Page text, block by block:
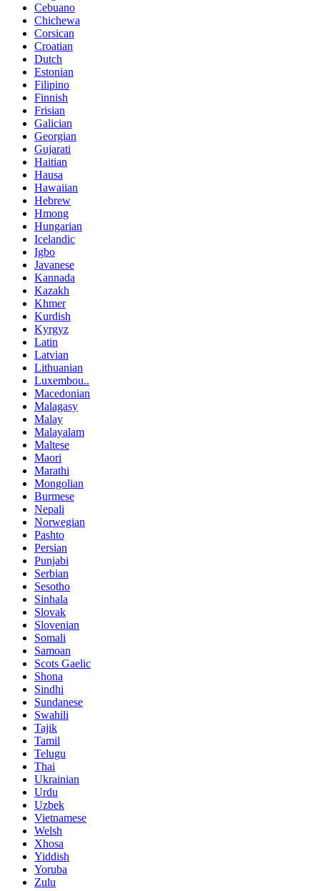
Cebuano
Chichewa
Corsican
Croatian
Dutch
Estonian
Filipino
Finnish
Frisian
Galician
Georgian
Gujarati
Haitian
Hausa
Hawaiian
Hebrew
Hmong
Hungarian
Icelandic
Igbo
Javanese
Kannada
Kazakh
Khmer
Kurdish
Kyrgyz
Latin
Latvian
Lithuanian
Luxembou..
Macedonian
Malagasy
Malay
Malayalam
Maltese
Maori
Marathi
Mongolian
Burmese
Nepali
Norwegian
Pashto
Persian
Punjabi
Serbian
Sesotho
Sinhala
Slovak
Slovenian
Somali
Samoan
Scots Gaelic
Shona
Sindhi
Sundanese
Swahili
Tajik
Tamil
Telugu
Thai
Ukrainian
Urdu
Uzbek
Vietnamese
Welsh
Xhosa
Yiddish
Yoruba
Zulu